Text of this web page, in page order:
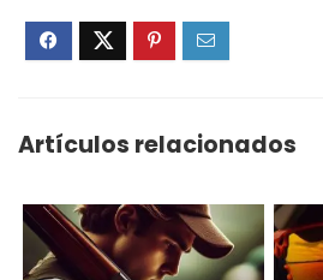
Artículos relacionados